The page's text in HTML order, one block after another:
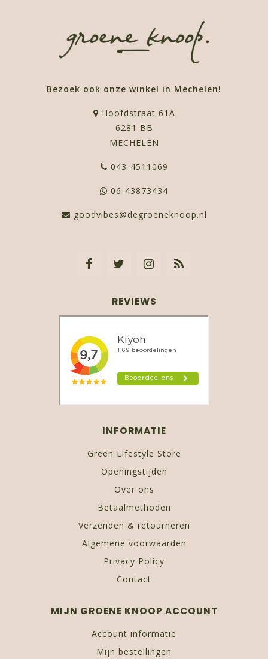
Bezoek ook onze winkel in Mechelen!
Hoofdstraat 61A
6281 BB
MECHELEN
043-4511069
06-43873434
goodvibes@degroeneknoop.nl
REVIEWS
INFORMATIE
Green Lifestyle Store
Openingstijden
Over ons
Betaalmethoden
Verzenden & retourneren
Algemene voorwaarden
Privacy Policy
Contact
MIJN GROENE KNOOP ACCOUNT
Account informatie
Mijn bestellingen